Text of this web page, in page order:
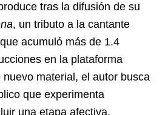
tras la difusión de su
, un tributo a la cantante
acumuló más de 1.4
en la plataforma
nuevo material, el autor busca
que experimenta
una etapa afectiva,